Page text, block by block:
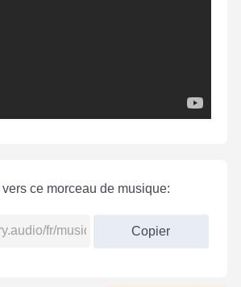
ce morceau de musique:
Copier